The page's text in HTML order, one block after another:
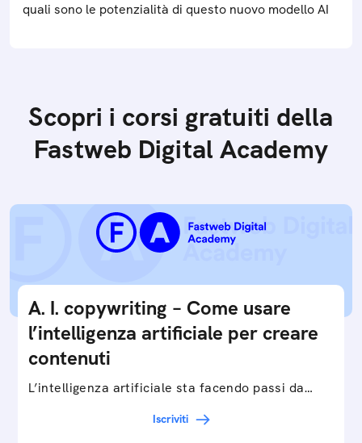
quali sono le potenzialità di questo nuovo modello AI
Scopri i corsi gratuiti della
Fastweb Digital Academy
A. I. copywriting – Come usare
l’intelligenza artificiale per creare
contenuti
L’intelligenza artificiale sta facendo passi da
interpretazione dei big data ai chatbot e virtual…
Iscriviti